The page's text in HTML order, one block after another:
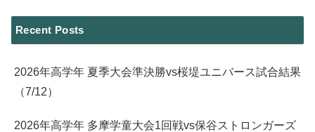
Recent Posts
2026年高学年 夏季大会準決勝vs桜堤ユニバース試合結果
（7/12）
2026年高学年 多摩学童大会1回戦vs保谷ストロンガーズ